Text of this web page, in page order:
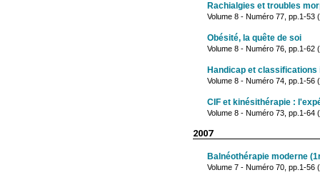
Rachialgies et troubles
Volume 8 - Numéro 77, pp.1-53
Obésité, la quête de soi
Volume 8 - Numéro 76, pp.1-62
Handicap et
Volume 8 - Numéro 74, pp.1-56
CIF et kinésithérapie :
Volume 8 - Numéro 73, pp.1-64
2007
Balnéothérapie moderne
Volume 7 - Numéro 70, pp.1-56